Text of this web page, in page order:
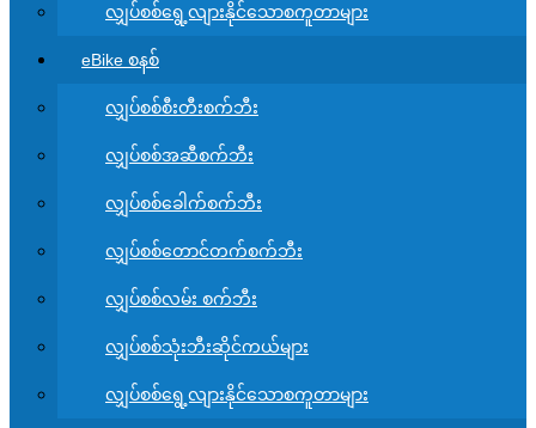
လျှပ်စစ်ရွေ့လျားနိုင်သောစကူတာများ
eBike စနစ်
လျှပ်စစ်စီးတီးစက်ဘီး
လျှပ်စစ်အဆီစက်ဘီး
လျှပ်စစ်ခေါက်စက်ဘီး
လျှပ်စစ်တောင်တက်စက်ဘီး
လျှပ်စစ်လမ်း စက်ဘီး
လျှပ်စစ်သုံးဘီးဆိုင်ကယ်များ
လျှပ်စစ်ရွေ့လျားနိုင်သောစကူတာများ